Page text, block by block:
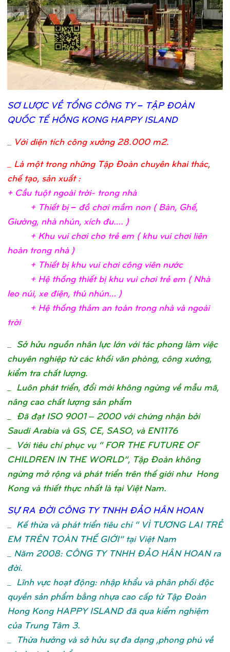
SƠLƯỢC VỀTỔNG CÔNG TY – TẬP ĐOÀN
QUỐC TẾHỒNG KONG HAPPY ISLAND
Với diện tích công xưởng 28.000 m2.
_ Là một trong những Tập Đoàn chuyên khai thác,
chế tạo, sản xuất :
+ Cầu tuột ngoài trời- trong nhà
+ Thiết bị– đồchơi mầm non ( Bàn, Ghế,
Giường, nhà nhún, xích đu…. )
+ Khu vui chơi cho trẻem ( khu vui chơi liên
hoàn trong nhà )
+ Thiết bịkhu vui chơi công viên nước
+ Hệthống thiết bịkhu vui chơi trẻem ( Nhà
leo núi, xe điện, thú nhún… )
+ Hệthống thảm an toàn trong nhà và ngoài
trời
Sở hửu nguồn nhân lực lớn với tác phong làm việc
chuyên nghiệp từ các khối văn phòng, công xưởng,
kiểm tra chất lượng.
_ Luôn phát triển, đổi mới không ngừng về mẫu mã,
nâng cao chất lượng sản phẩm
_ Đã đạt ISO 9001 – 2000 với chứng nhận bởi
Saudi Arabia và GS, CE, SASO, và EN1176
_ Với tiêu chí phục vụ “ FOR THE FUTURE OF
CHILDREN IN THE WORLD”, Tập Đoàn không
ngừng mở rộng và phát triển trên thế giới như Hong
Kong và thiết thực nhất là tại Việt Nam.
SỰRA ĐỜI CÔNG TY TNHH ĐẢO HÂN HOAN
Kế thừa và phát triển tiêu chí “ VÌ TƯƠNG LAI TRẺ
EM TRÊN TOÀN THẾ GIỚI” tại Việt Nam
_ Năm 2008: CÔNG TY TNHH ĐẢO HÂN HOAN ra
đời.
_ Lĩnh vực hoạt động: nhập khẩu và phân phối độc
quyền sản phẩm bằng nhựa cao cấp từ Tập Đoàn
Hong Kong HAPPY ISLAND đã qua kiểm nghiệm
của Trung Tâm 3.
_ Thừa hưởng và sở hửu sự đa dạng ,phong phú về